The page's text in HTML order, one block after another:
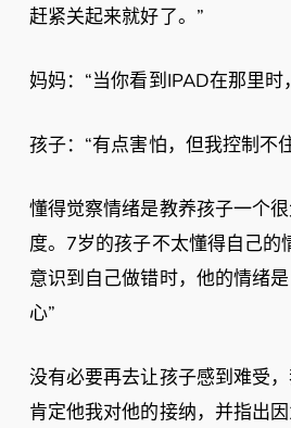
赶紧关起来就好了。”
妈妈：“当你看到IPAD在那里时
孩子：“有点害怕，但我控制不
懂得觉察情绪是教养孩子一个
度。7岁的孩子不太懂得自己的
意识到自己做错时，他的情绪
心”
没有必要再去让孩子感到难受，
肯定他我对他的接纳，并指出